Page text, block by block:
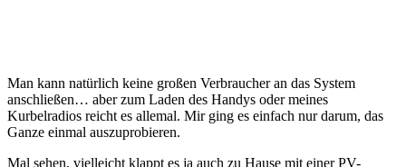
Man kann natürlich keine großen Verbraucher an das System
anschließen… aber zum Laden des Handys oder meines
Kurbelradios reicht es allemal. Mir ging es einfach nur darum, das
Ganze einmal auszuprobieren.
Mal sehen, vielleicht klappt es ja auch zu Hause mit einer PV-